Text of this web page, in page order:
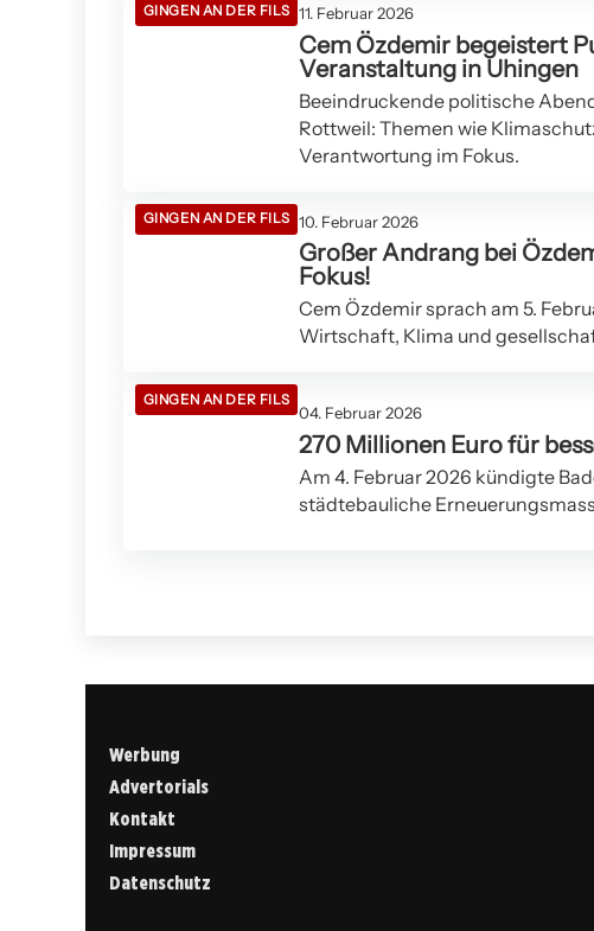
GINGEN AN DER FILS 11. Februar 2026
Cem Özdemir begeistert
Veranstaltung in Uhingen
Beeindruckende politische
Rottweil: Themen wie
Verantwortung im Fokus.
GINGEN AN DER FILS 10. Februar 2026
Großer Andrang bei
Fokus!
Cem Özdemir sprach am 5.
Wirtschaft, Klima und
GINGEN AN DER FILS
04. Februar 2026
270 Millionen Euro für
Am 4. Februar 2026 kündigte
städtebauliche
Werbung
Advertorials
Kontakt
Impressum
Datenschutz